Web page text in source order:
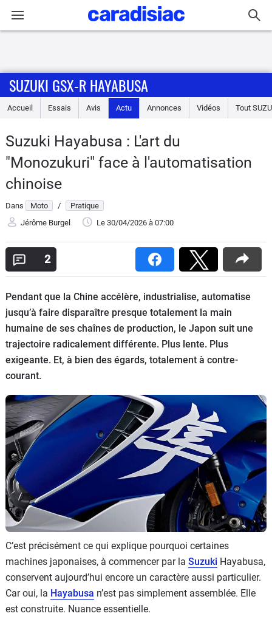
Accueil
Essais
Equipement
Avis
Forum
Scooters
125
Marques
Services
Auto
SUZUKI GSX-R HAYABUSA
Accueil Essais Avis Actu Annonces Vidéos Tout
Suzuki Hayabusa : L'art du
"Monozukuri" face à l'automatisation
chinoise
Dans Moto /
Pratique
Jérôme Burgel
Le 30/04/2026 à 07:00
2
Pendant que la Chine accélère, industrialise, automatise
jusqu’à faire disparaître presque totalement la main
humaine de ses chaînes de production, le Japon suit une
trajectoire radicalement différente. Plus lente. Plus
exigeante. Et, à bien des égards, totalement à contre-
courant.
C’est précisément ce qui explique pourquoi certaines
machines japonaises, à commencer par la Suzuki Hayabusa,
conservent aujourd’hui encore un caractère aussi particulier.
Car oui, la Hayabusa n’est pas simplement assemblée. Elle
est construite. Nuance essentielle.